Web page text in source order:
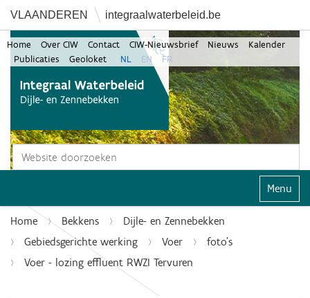
VLAANDEREN integraalwaterbeleid.be
Zoek
Home Over CIW Contact CIW-Nieuwsbrief Nieuws
Kalender
Publicaties
Geoloket NL EN FR
Klap
Home Bekkens
Dijle- en Zennebekken
Gebiedsgerichte werking
Voer
foto's
Voer - lozing effluent RWZI Tervuren